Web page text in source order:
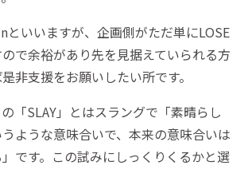
といいますが、企画側がただ単にLOSE
で余裕があり先を見据えていられる方
非支援をお願いしたい所です。
「SLAY」とはスラングで「素晴らし
ような意味合いで、本来の意味合いは
」です。この試みにしっくりくるかと選